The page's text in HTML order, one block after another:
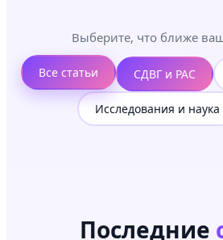
Выберите, что ближе
Все статьи СДВГ и РАС
Исследования и наука
Последние